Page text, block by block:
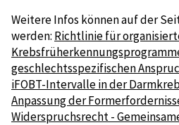
Weitere Infos können auf der
werden: Richtlinie für
geschlechtsspezifischen
iFOBT-Intervalle in der
Anpassung der
Widerspruchsrecht -